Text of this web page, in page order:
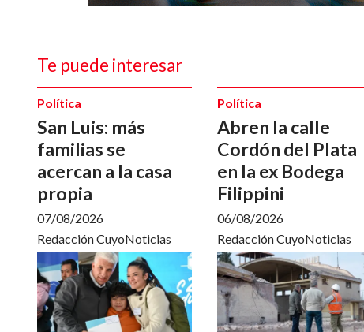
Te puede interesar
San Luis: más
familias se
acercan a la casa
propia
Redacción CuyoNoticias
Política
07/08/2026
Abren la calle
Cordón del Plata
en la ex Bodega
Filippini
Redacción CuyoNoticias
Política
06/08/2026